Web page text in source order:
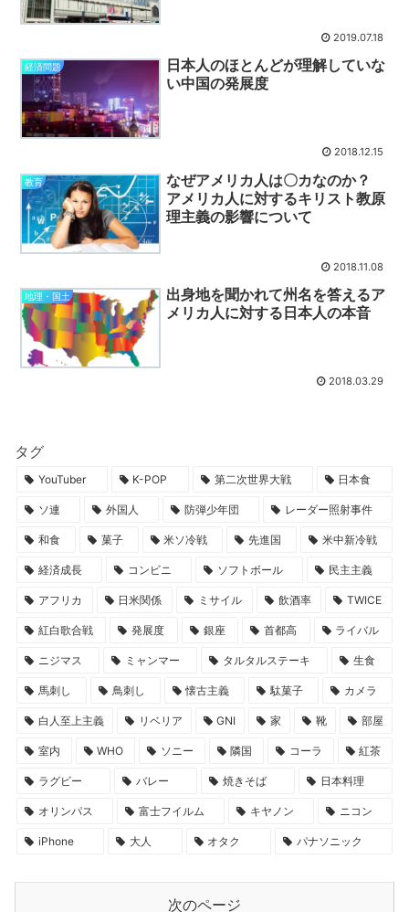
2019.07.18
経済問題
日本人のほとんどが理解していな
い中国の発展度
2018.12.15
教育
なぜアメリカ人は〇カなのか？
アメリカ人に対するキリスト教原
理主義の影響について
2018.11.08
地理・国土
出身地を聞かれて州名を答えるア
メリカ人に対する日本人の本音
2018.03.29
タグ
YouTuber K-POP 第二次世界大戦 日本食
ソ連 外国人 防弾少年団 レーダー照射事件
和食 菓子 米ソ冷戦 先進国 米中新冷戦
経済成長 コンビニ ソフトボール 民主主義
アフリカ 日米関係 ミサイル 飲酒率 TWICE
紅白歌合戦 発展度 銀座 首都高 ライバル
ニジマス ミャンマー タルタルステーキ 生食
馬刺し 鳥刺し 懐古主義 駄菓子 カメラ
白人至上主義 リベリア GNI 家 靴 部屋
室内 WHO ソニー 隣国 コーラ 紅茶
ラグビー バレー 焼きそば 日本料理
オリンパス 富士フイルム キヤノン ニコン
iPhone 大人 オタク パナソニック
次のページ